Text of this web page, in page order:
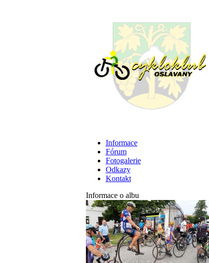
Informace
Fórum
Fotogalerie
Odkazy
Kontakt
Informace o albu